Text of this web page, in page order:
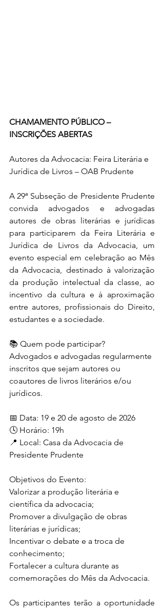
CHAMAMENTO PÚBLICO –
INSCRIÇÕES ABERTAS
Autores da Advocacia: Feira Literária e
Jurídica de Livros – OAB Prudente
A 29ª Subseção de Presidente Prudente
convida advogados e advogadas
autores de obras literárias e jurídicas
para participarem da Feira Literária e
Jurídica de Livros da Advocacia, um
evento especial em celebração ao Mês
da Advocacia, destinado à valorização
da produção intelectual da classe, ao
incentivo da cultura e à aproximação
entre autores, profissionais do Direito,
estudantes e a sociedade.
📚 Quem pode participar?
Advogados e advogadas regularmente
inscritos que sejam autores ou
coautores de livros literários e/ou
jurídicos.
📅 Data: 19 e 20 de agosto de 2026
🕓 Horário: 19h
📍 Local: Casa da Advocacia de
Presidente Prudente
Objetivos do Evento:
Valorizar a produção literária e
científica da advocacia;
Promover a divulgação de obras
literárias e jurídicas;
Incentivar o debate e a troca de
conhecimento;
Fortalecer a cultura durante as
comemorações do Mês da Advocacia.
Os participantes terão a oportunidade